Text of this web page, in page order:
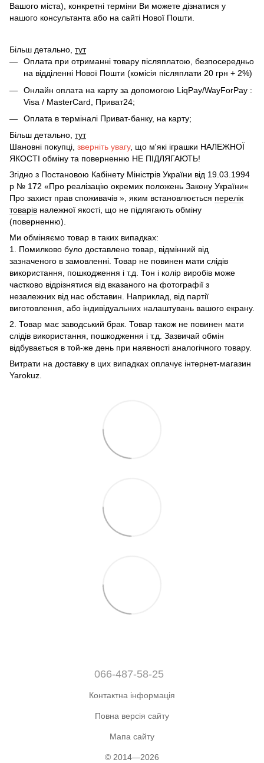
Вашого міста), конкретні терміни Ви можете дізнатися у
нашого консультанта або на сайті Нової Пошти.
Більш детально, тут
Оплата при отриманні товару післяплатою, безпосередньо
на відділенні Нової Пошти (комісія післяплати 20 грн + 2%)
Онлайн оплата на карту за допомогою LiqPay/WayForPay :
Visa / MasterCard, Приват24;
Оплата в терміналі Приват-банку, на карту;
Більш детально, тут
Шановні покупці, зверніть увагу, що м'які іграшки НАЛЕЖНОЇ
ЯКОСТІ обміну та поверненню НЕ ПІДЛЯГАЮТЬ!
Згідно з Постановою Кабінету Міністрів України від 19.03.1994
р № 172 «Про реалізацію окремих положень Закону України«
Про захист прав споживачів », яким встановлюється перелік
товарів належної якості, що не підлягають обміну
(поверненню).
Ми обміняємо товар в таких випадках:
1. Помилково було доставлено товар, відмінний від
зазначеного в замовленні. Товар не повинен мати слідів
використання, пошкодження і т.д. Тон і колір виробів може
частково відрізнятися від вказаного на фотографії з
незалежних від нас обставин. Наприклад, від партії
виготовлення, або індивідуальних налаштувань вашого екрану.
2. Товар має заводський брак. Товар також не повинен мати
слідів використання, пошкодження і т.д. Зазвичай обмін
відбувається в той-же день при наявності аналогічного товару.
Витрати на доставку в цих випадках оплачує інтернет-магазин
Yarokuz.
066-487-58-25
Контактна інформація
Повна версія сайту
Мапа сайту
© 2014—2026